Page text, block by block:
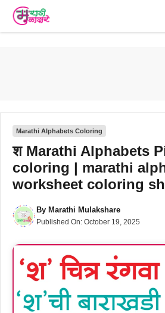
content
Marathi Alphabets Coloring
श Marathi Alphabets
coloring | marathi
worksheet coloring
By Marathi Mulakshare
Published On: October 19, 2025